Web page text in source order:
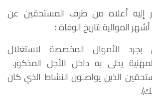
إليه أعلاه من طرف المستحقين عن
الموالية لتاريخ الوفاة ؛
الأموال المخصصة لاستغلال
يدلى به داخل الأجل المذكور.
الذين يواصلون النشاط الذي كان